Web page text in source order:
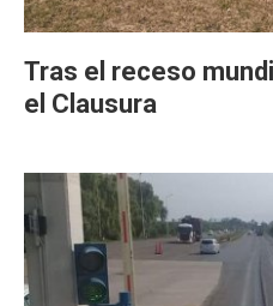
Tras el receso
el Clausura